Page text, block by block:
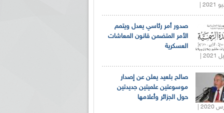
صدور أمر رئاسي يعدل ويتمم
الأمر المتضمن قانون المعاشات
العسكرية
صالح بلعيد يعلن عن إصدار
موسوعتين علميتين جديدتين
حول الجزائر وأعلامها